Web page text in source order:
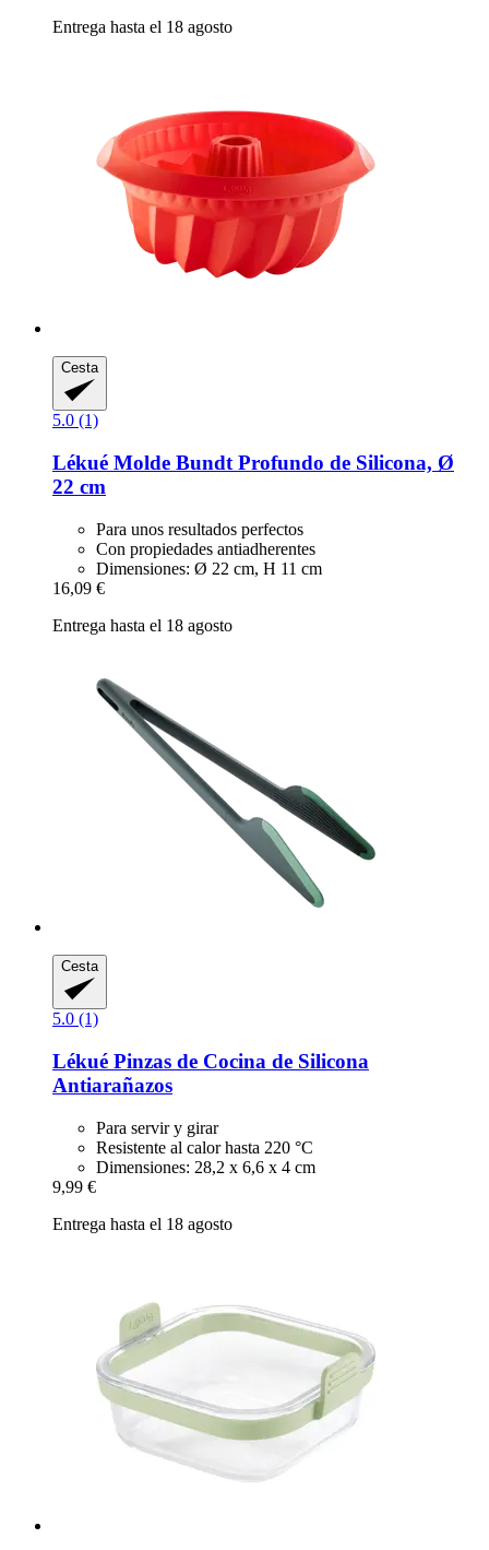
Entrega hasta el 18 agosto
Cesta
5.0 (1)
Lékué Molde Bundt Profundo de Silicona, Ø
22 cm
Para unos resultados perfectos
Con propiedades antiadherentes
Dimensiones: Ø 22 cm, H 11 cm
16,09 €
Entrega hasta el 18 agosto
Cesta
5.0 (1)
Lékué Pinzas de Cocina de Silicona
Antiarañazos
Para servir y girar
Resistente al calor hasta 220 °C
Dimensiones: 28,2 x 6,6 x 4 cm
9,99 €
Entrega hasta el 18 agosto